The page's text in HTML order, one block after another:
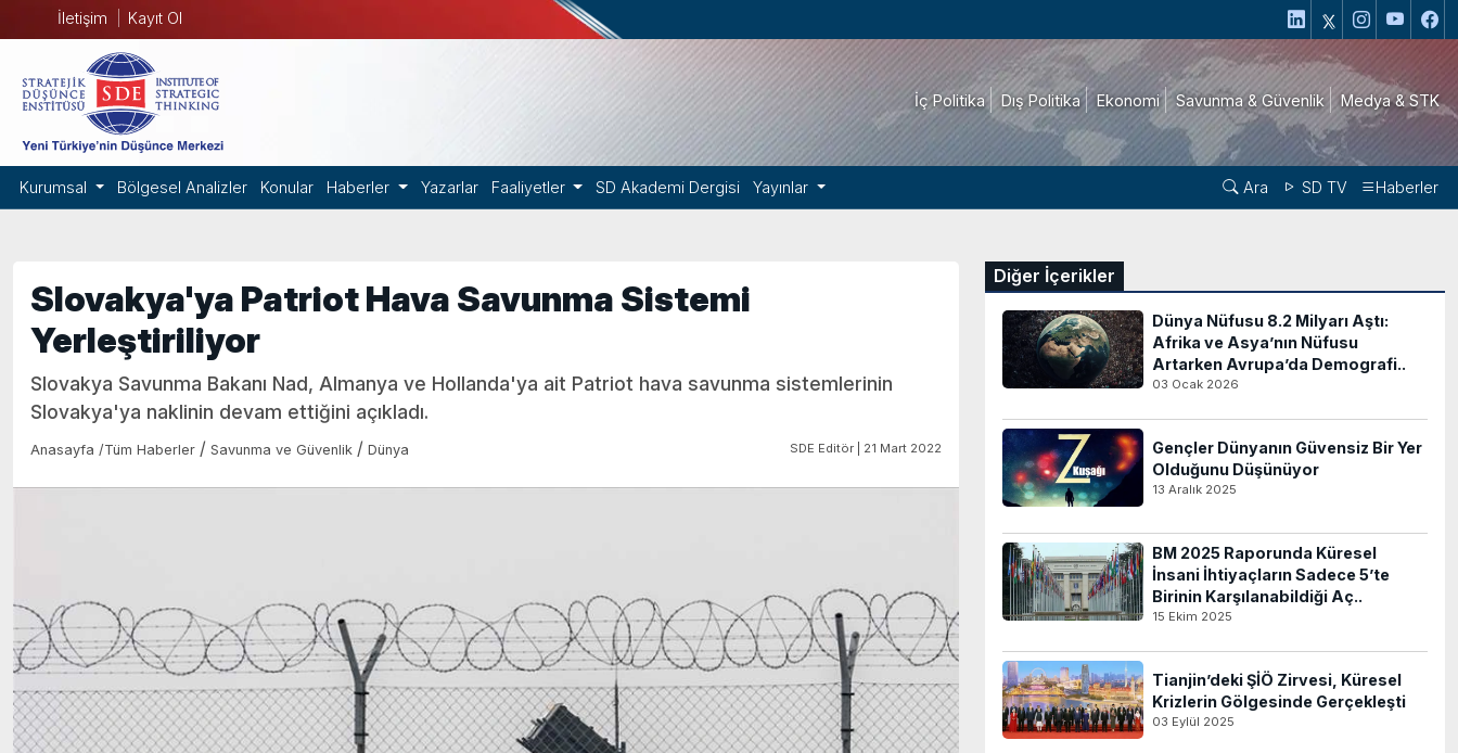
İletişim Kayıt Ol
İç Politika Dış Politika Ekonomi Savunma & Güvenlik Medya & STK
Kurumsal Bölgesel Analizler Konular Haberler Yazarlar Faaliyetler SD Akademi Dergisi Yayınlar Ara SD TV Haberler
Slovakya'ya Patriot Hava Savunma Sistemi
Yerleştiriliyor
Slovakya Savunma Bakanı Nad, Almanya ve Hollanda'ya ait Patriot hava savunma sistemlerinin
Slovakya'ya naklinin devam ettiğini açıkladı.
Anasayfa /Tüm Haberler / Savunma ve Güvenlik / Dünya SDE Editör | 21 Mart 2022
Diğer İçerikler
Dünya Nüfusu 8.2 Milyarı Aştı:
Afrika ve Asya’nın Nüfusu
Artarken Avrupa’da Demografi..
03 Ocak 2026
Gençler Dünyanın Güvensiz Bir Yer
Olduğunu Düşünüyor
13 Aralık 2025
BM 2025 Raporunda Küresel
İnsani İhtiyaçların Sadece 5’te
Birinin Karşılanabildiği Aç..
15 Ekim 2025
Tianjin’deki ŞİÖ Zirvesi, Küresel
Krizlerin Gölgesinde Gerçekleşti
03 Eylül 2025